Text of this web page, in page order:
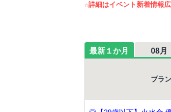
☆詳細はイベント新着情報
最新１か月 08月
プラ